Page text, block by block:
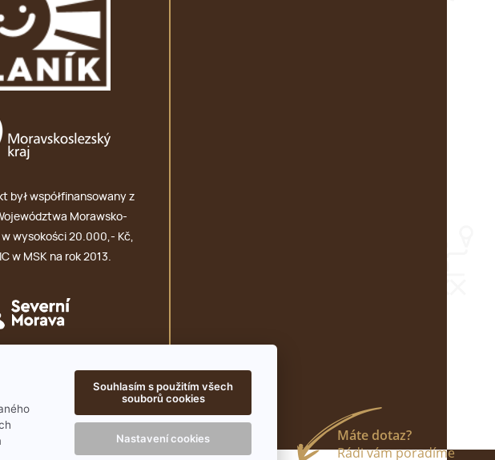
był współfinansowany z
Morawsko-
w wysokości 20.000,- Kč,
w MSK na rok 2013.
Souhlasím s použitím všech
souborů cookies
Nastavení cookies